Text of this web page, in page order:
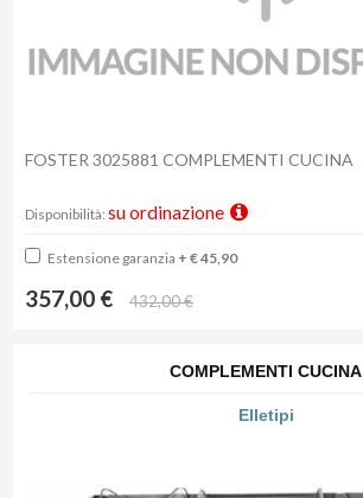
FOSTER 3025881 COMPLEMENTI CUCINA
Disponibilità: su ordinazione
Estensione garanzia + € 45,90
357,00 € 432,00 €
COMPLEMENTI CUCINA
Elletipi